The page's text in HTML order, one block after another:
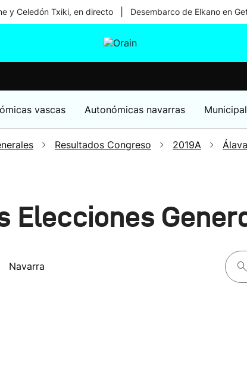
y Celedón Txiki, en directo Desembarco de Elkano en
vascas Autonómicas navarras
Resultados Congreso 2019A Álava
Elecciones
Navarra